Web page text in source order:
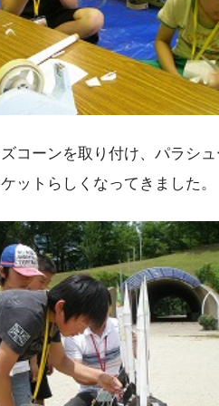
コーンを取り付け、パラシ
ットらしくなってきました。